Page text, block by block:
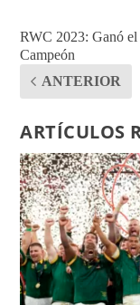
RWC 2023: Ganó el
Campeón
ANTERIOR
ARTÍCULOS